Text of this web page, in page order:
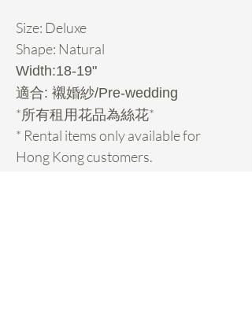
Size: Deluxe
Shape: Natural
Width:18-19"
適合: 襯婚紗/Pre-wedding
*所有租用花品為絲花*
* Rental items only available for
Hong Kong customers.